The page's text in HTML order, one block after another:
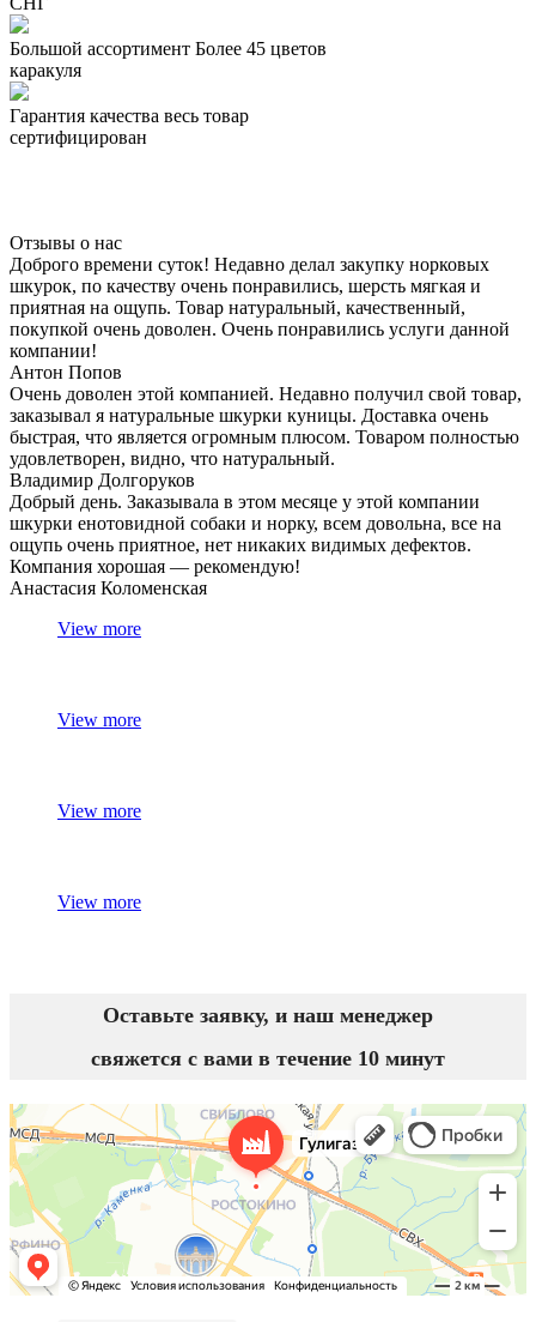
Большой ассортимент Более 45 цветов
каракуля
Гарантия качества весь товар
сертифицирован
Отзывы о нас
Доброго времени суток! Недавно делал закупку норковых
шкурок, по качеству очень понравились, шерсть мягкая и
приятная на ощупь. Товар натуральный, качественный,
покупкой очень доволен. Очень понравились услуги данной
компании!
Антон Попов
Очень доволен этой компанией. Недавно получил свой товар,
заказывал я натуральные шкурки куницы. Доставка очень
быстрая, что является огромным плюсом. Товаром полностью
удовлетворен, видно, что натуральный.
Владимир Долгоруков
Добрый день. Заказывала в этом месяце у этой компании
шкурки енотовидной собаки и норку, всем довольна, все на
ощупь очень приятное, нет никаких видимых дефектов.
Компания хорошая — рекомендую!
Анастасия Коломенская
View more
View more
View more
View more
Оставьте заявку, и наш менеджер
свяжется с вами в течение 10 минут